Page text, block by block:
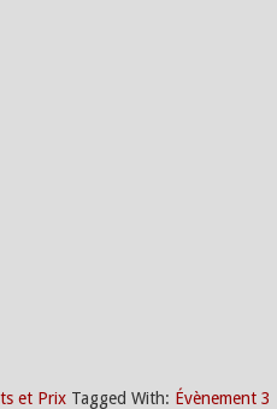
et Prix Tagged With: Évènement 3